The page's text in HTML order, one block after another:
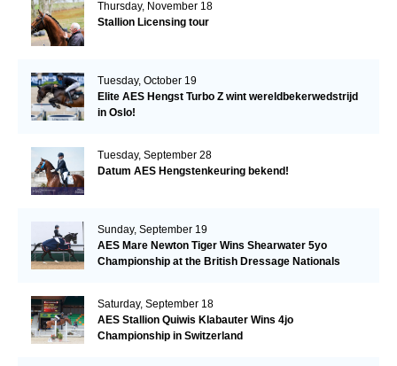
Thursday, November 18
Stallion Licensing tour
Tuesday, October 19
Elite AES Hengst Turbo Z wint wereldbekerwedstrijd
in Oslo!
Tuesday, September 28
Datum AES Hengstenkeuring bekend!
Sunday, September 19
AES Mare Newton Tiger Wins Shearwater 5yo
Championship at the British Dressage Nationals
Saturday, September 18
AES Stallion Quiwis Klabauter Wins 4jo
Championship in Switzerland